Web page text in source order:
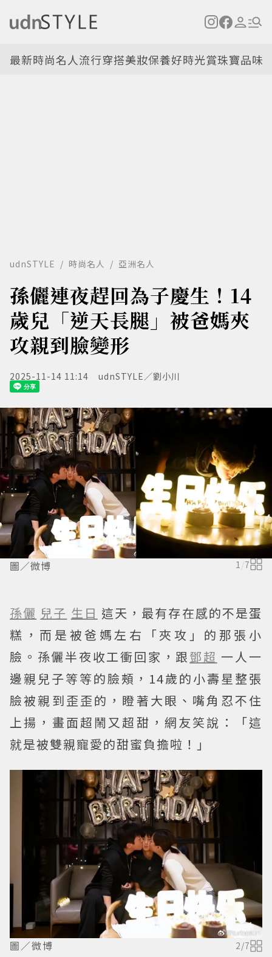
最新時尚名人流行穿搭美妝保養好時光賞珠寶品味
udnSTYLE 時尚名人 亞洲名人
孫儷連夜趕回為子慶生！14
歲兒「逆天長腿」被爸媽夾
攻親到臉變形
2025-11-14 11:14 udnSTYLE／劉小川
圖／微博 1 /7
孫儷 兒子 生日 這天，最有存在感的不是蛋
糕，而是被爸媽左右「夾攻」的那張小
臉。孫儷半夜收工衝回家，跟鄧超 一人一
邊親兒子等等的臉頰，14歲的小壽星整張
臉被親到歪歪的，瞪著大眼、嘴角忍不住
上揚，畫面超鬧又超甜，網友笑說：「這
就是被雙親寵愛的甜蜜負擔啦！」
圖／微博 2/7